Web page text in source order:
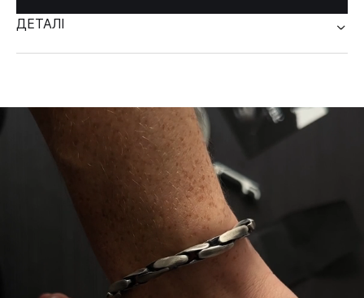
ДЕТАЛІ